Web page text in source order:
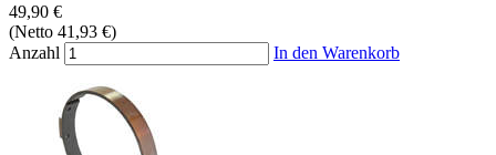
49,90 €
(Netto 41,93 €)
Anzahl
In den Warenkorb